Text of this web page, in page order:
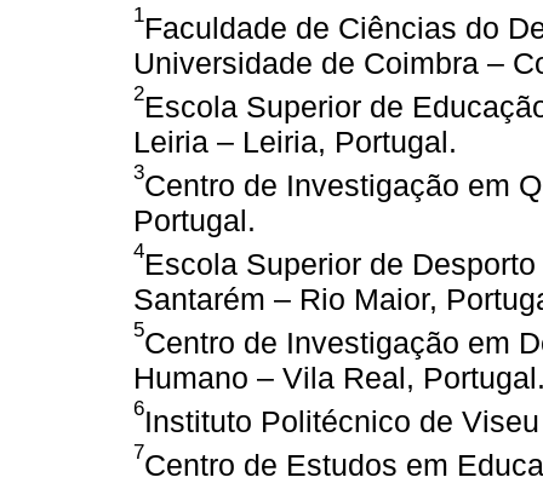
1Faculdade de Ciências do
Universidade de Coimbra –
2Escola Superior de
Leiria – Leiria, Portugal.
3Centro de Investigação em
Portugal.
4Escola Superior de
Santarém – Rio Maior,
5Centro de Investigação em
Humano – Vila Real,
6Instituto Politécnico de
7Centro de Estudos em